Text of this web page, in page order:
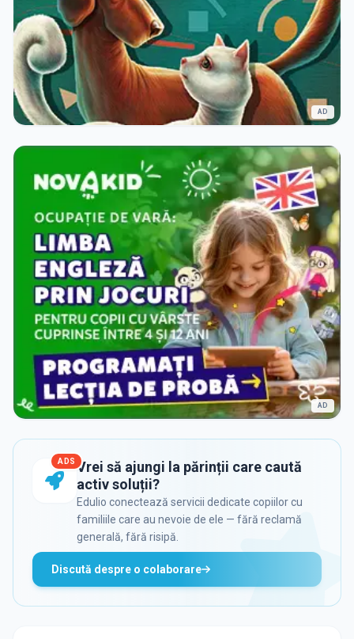
AD
AD
ADS Vrei să ajungi la părinții care caută
activ soluții?
Edulio conectează servicii dedicate copiilor cu
familiile care au nevoie de ele — fără reclamă
generală, fără risipă.
Discută despre o colaborare